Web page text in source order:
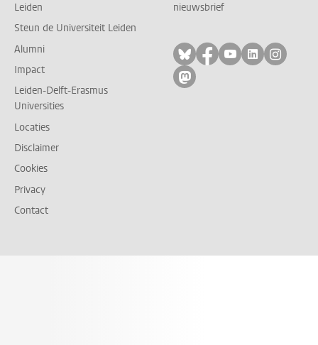
Leiden
Steun de Universiteit Leiden
Alumni
Impact
Leiden-Delft-Erasmus
Universities
Locaties
Disclaimer
Cookies
Privacy
Contact
nieuwsbrief
Volg ons op bluesky
Volg ons op
Volg ons op
Volg ons
Volg
Volg ons op mastodon